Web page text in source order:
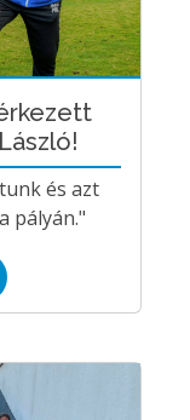
és azt
pályán."